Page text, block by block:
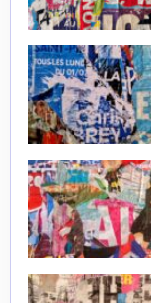
Adresse email*
Nom
Prénom
J'accepte lestermes et conditions
Adresse email*
Nom